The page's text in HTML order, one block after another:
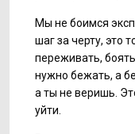
Мы не боимся
шаг за черту, это
переживать,
нужно бежать, а
а ты не веришь.
уйти.